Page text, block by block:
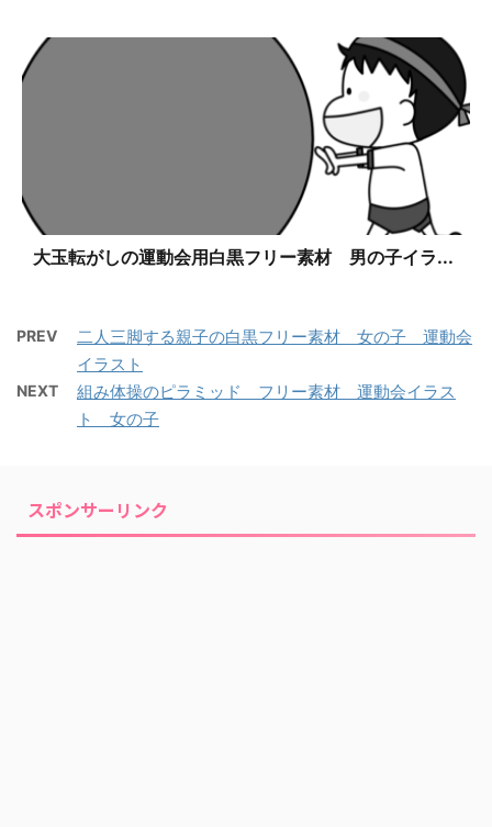
大玉転がしの運動会用白黒フリー素材 男の子イラ...
PREV
二人三脚する親子の白黒フリー素材 女の子 運動会
イラスト
NEXT
組み体操のピラミッド フリー素材 運動会イラス
ト 女の子
スポンサーリンク